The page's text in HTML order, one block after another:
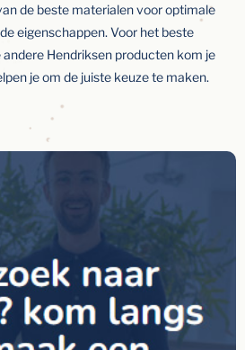
de beste materialen voor optimale
eigenschappen. Voor het beste
Hendriksen producten kom je
je om de juiste keuze te maken.